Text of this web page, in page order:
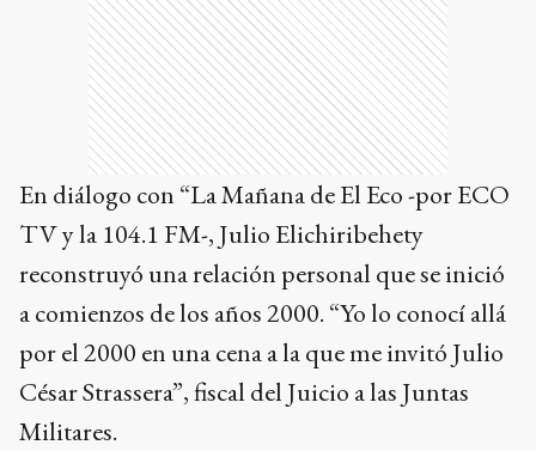
En diálogo con “La Mañana de El Eco -por ECO
TV y la 104.1 FM-, Julio Elichiribehety
reconstruyó una relación personal que se inició
a comienzos de los años 2000. “Yo lo conocí allá
por el 2000 en una cena a la que me invitó Julio
César Strassera”, fiscal del Juicio a las Juntas
Militares.